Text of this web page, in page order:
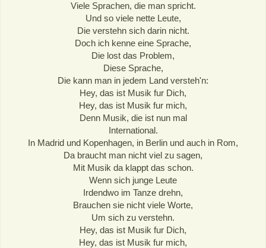
Viele Sprachen, die man spricht.
Und so viele nette Leute,
Die verstehn sich darin nicht.
Doch ich kenne eine Sprache,
Die lost das Problem,
Diese Sprache,
Die kann man in jedem Land versteh'n:
Hey, das ist Musik fur Dich,
Hey, das ist Musik fur mich,
Denn Musik, die ist nun mal
International.
In Madrid und Kopenhagen, in Berlin und auch in Rom,
Da braucht man nicht viel zu sagen,
Mit Musik da klappt das schon.
Wenn sich junge Leute
Irdendwo im Tanze drehn,
Brauchen sie nicht viele Worte,
Um sich zu verstehn.
Hey, das ist Musik fur Dich,
Hey, das ist Musik fur mich,